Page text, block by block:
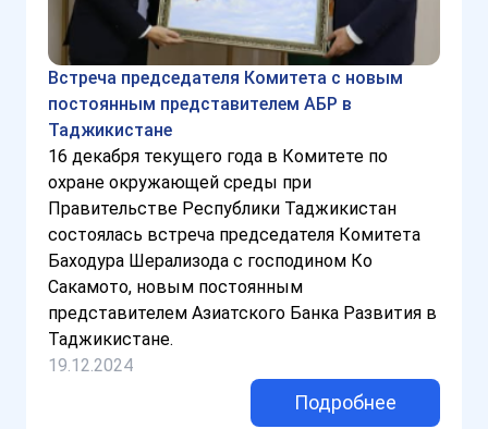
Встреча председателя Комитета c новым
постоянным представителем АБР в
Таджикистане
16 декабря текущего года в Комитете по
охране окружающей среды при
Правительстве Республики Таджикистан
состоялась встреча председателя Комитета
Баходура Шерализода с господином Ко
Сакамото, новым постоянным
представителем Азиатского Банка Развития в
Таджикистане.
19.12.2024
Подробнее